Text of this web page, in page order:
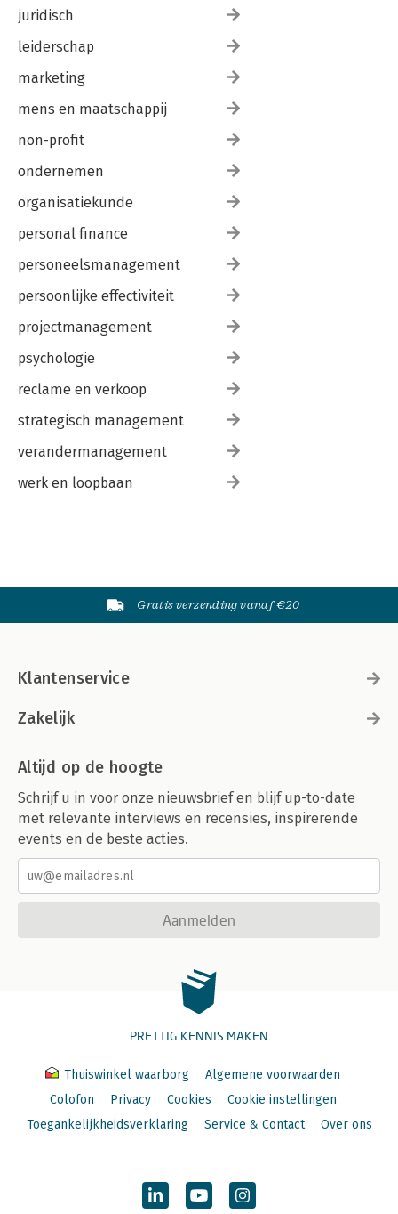
juridisch
leiderschap
marketing
mens en maatschappij
non-profit
ondernemen
organisatiekunde
personal finance
personeelsmanagement
persoonlijke effectiviteit
projectmanagement
psychologie
reclame en verkoop
strategisch management
verandermanagement
werk en loopbaan
Gratis verzending vanaf €20
Klantenservice
Zakelijk
Altijd op de hoogte
Schrijf u in voor onze nieuwsbrief en blijf up-to-date
met relevante interviews en recensies, inspirerende
events en de beste acties.
Aanmelden
PRETTIG KENNIS MAKEN
Thuiswinkel waarborg
Algemene voorwaarden
Colofon
Privacy Cookies
Cookie instellingen
Toegankelijkheidsverklaring
Service & Contact Over ons